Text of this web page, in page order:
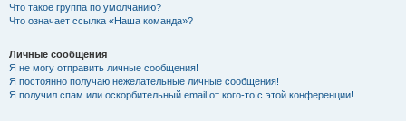
Что такое группа по умолчанию?
Что означает ссылка «Наша команда»?
Личные сообщения
Я не могу отправить личные сообщения!
Я постоянно получаю нежелательные личные сообщения!
Я получил спам или оскорбительный email от кого-то с этой конференции!